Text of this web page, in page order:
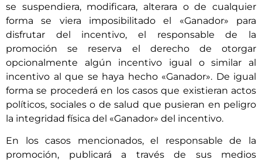
se suspendiera, modificara, alterara o de cualquier
forma se viera imposibilitado el «Ganador» para
disfrutar del incentivo, el responsable de la
promoción se reserva el derecho de otorgar
opcionalmente algún incentivo igual o similar al
incentivo al que se haya hecho «Ganador». De igual
forma se procederá en los casos que existieran actos
políticos, sociales o de salud que pusieran en peligro
la integridad física del «Ganador» del incentivo.
En los casos mencionados, el responsable de la
promoción, publicará a través de sus medios